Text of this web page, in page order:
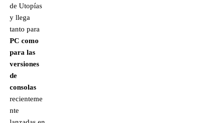
de Utopías
y llega
tanto para
PC como
para las
versiones
de
consolas
recienteme
nte